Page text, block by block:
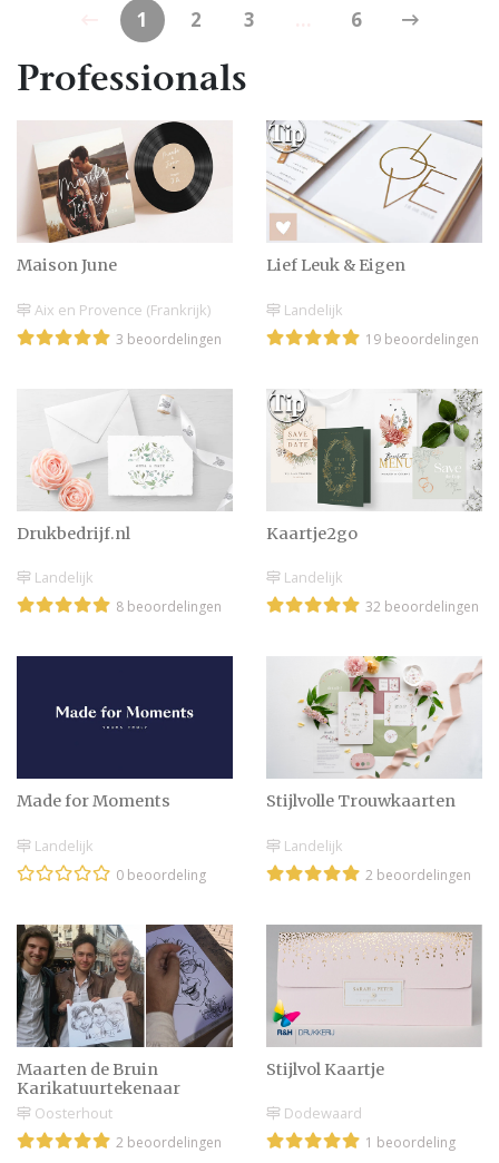
1 2 3 6
Professionals
Maison June
Aix en Provence (Frankrijk)
3 beoordelingen
Lief Leuk & Eigen
Landelijk
19 beoordelingen
Drukbedrijf.nl
Landelijk
8 beoordelingen
Kaartje2go
Landelijk
32 beoordelingen
Made for Moments
Landelijk
0 beoordeling
Stijlvolle Trouwkaarten
Landelijk
2 beoordelingen
Maarten de Bruin
Karikatuurtekenaar
Oosterhout
2 beoordelingen
Stijlvol Kaartje
Dodewaard
1 beoordeling